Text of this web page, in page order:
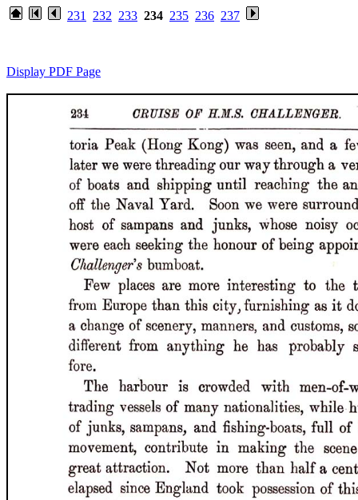
231 232 233 234 235 236 237
Display PDF Page